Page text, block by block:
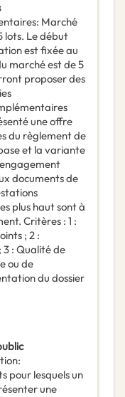
: Marché
lots. Le début
est fixée au
marché est de 5
proposer des
une offre
du règlement de
et la variante
documents de
plus haut sont à
Critères : 1 :
; 2 :
: Qualité de
ou de
du dossier
:
pour lesquels un
une